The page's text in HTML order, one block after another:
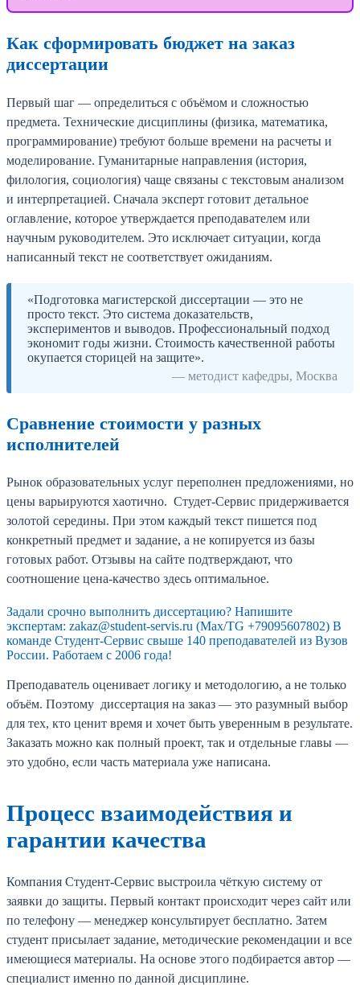
Как сформировать бюджет на заказ
диссертации
Первый шаг — определиться с объёмом и сложностью
предмета. Технические дисциплины (физика, математика,
программирование) требуют больше времени на расчеты и
моделирование. Гуманитарные направления (история,
филология, социология) чаще связаны с текстовым анализом
и интерпретацией. Сначала эксперт готовит детальное
оглавление, которое утверждается преподавателем или
научным руководителем. Это исключает ситуации, когда
написанный текст не соответствует ожиданиям.
«Подготовка магистерской диссертации — это не
просто текст. Это система доказательств,
экспериментов и выводов. Профессиональный подход
экономит годы жизни. Стоимость качественной работы
окупается сторицей на защите».
— методист кафедры, Москва
Сравнение стоимости у разных
исполнителей
Рынок образовательных услуг переполнен предложениями, но
цены варьируются хаотично. Студет-Сервис придерживается
золотой середины. При этом каждый текст пишется под
конкретный предмет и задание, а не копируется из базы
готовых работ. Отзывы на сайте подтверждают, что
соотношение цена-качество здесь оптимальное.
Задали срочно выполнить диссертацию? Напишите
экспертам: zakaz@student-servis.ru (Max/TG +79095607802) В
команде Студент-Сервис свыше 140 преподавателей из Вузов
России. Работаем с 2006 года!
Преподаватель оценивает логику и методологию, а не только
объём. Поэтому диссертация на заказ — это разумный выбор
для тех, кто ценит время и хочет быть уверенным в результате.
Заказать можно как полный проект, так и отдельные главы —
это удобно, если часть материала уже написана.
Процесс взаимодействия и
гарантии качества
Компания Студент-Сервис выстроила чёткую систему от
заявки до защиты. Первый контакт происходит через сайт или
по телефону — менеджер консультирует бесплатно. Затем
студент присылает задание, методические рекомендации и все
имеющиеся материалы. На основе этого подбирается автор —
специалист именно по данной дисциплине.